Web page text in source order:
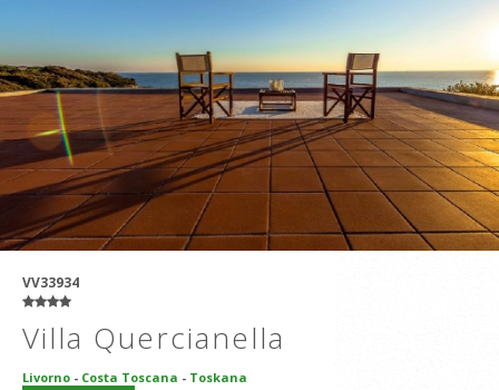
VV33934
Villa Quercianella
Livorno - Costa Toscana - Toskana